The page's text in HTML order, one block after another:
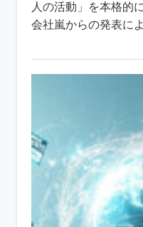
人の活動」を本格的
会社嵐からの発表に